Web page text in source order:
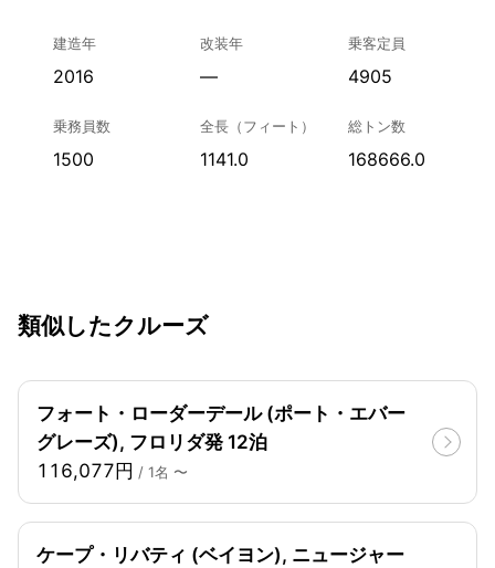
建造年
2016
改装年
—
乗客定員
4905
乗務員数
1500
全長（フィート）
1141.0
総トン数
168666.0
類似したクルーズ
フォート・ローダーデール (ポート・エバー
グレーズ), フロリダ発 12泊
116,077円 / 1名 〜
ケープ・リバティ (ベイヨン), ニュージャー